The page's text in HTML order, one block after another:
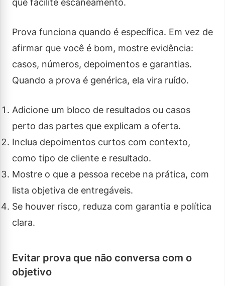
que facilite escaneamento.
Prova funciona quando é específica. Em vez de
afirmar que você é bom, mostre evidência:
casos, números, depoimentos e garantias.
Quando a prova é genérica, ela vira ruído.
Adicione um bloco de resultados ou casos
perto das partes que explicam a oferta.
Inclua depoimentos curtos com contexto,
como tipo de cliente e resultado.
Mostre o que a pessoa recebe na prática, com
lista objetiva de entregáveis.
Se houver risco, reduza com garantia e política
clara.
Evitar prova que não conversa com o
objetivo